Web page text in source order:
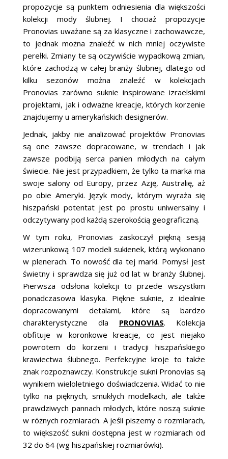
propozycje są punktem odniesienia dla większości
kolekcji mody ślubnej. I chociaż propozycje
Pronovias uważane są za klasyczne i zachowawcze,
to jednak można znaleźć w nich mniej oczywiste
perełki. Zmiany te są oczywiście wypadkową zmian,
które zachodzą w całej branży ślubnej, dlatego od
kilku sezonów można znaleźć w kolekcjach
Pronovias zarówno suknie inspirowane izraelskimi
projektami, jak i odważne kreacje, których korzenie
znajdujemy u amerykańskich designerów.
Jednak, jakby nie analizować projektów Pronovias
są one zawsze dopracowane, w trendach i jak
zawsze podbiją serca panien młodych na całym
świecie. Nie jest przypadkiem, że tylko ta marka ma
swoje salony od Europy, przez Azję, Australię, aż
po obie Ameryki. Język mody, którym wyraża się
hiszpański potentat jest po prostu uniwersalny i
odczytywany pod każdą szerokością geograficzną.
W tym roku, Pronovias zaskoczył piękną sesją
wizerunkową 107 modeli sukienek, którą wykonano
w plenerach. To nowość dla tej marki. Pomysł jest
świetny i sprawdza się już od lat w branży ślubnej.
Pierwsza odsłona kolekcji to przede wszystkim
ponadczasowa klasyka. Piękne suknie, z idealnie
dopracowanymi detalami, które są bardzo
charakterystyczne dla PRONOVIAS. Kolekcja
obfituje w koronkowe kreacje, co jest niejako
powrotem do korzeni i tradycji hiszpańskiego
krawiectwa ślubnego. Perfekcyjne kroje to także
znak rozpoznawczy. Konstrukcje sukni Pronovias są
wynikiem wieloletniego doświadczenia. Widać to nie
tylko na pięknych, smukłych modelkach, ale także
prawdziwych pannach młodych, które noszą suknie
w różnych rozmiarach. A jeśli piszemy o rozmiarach,
to większość sukni dostępna jest w rozmiarach od
32 do 64 (wg hiszpańskiej rozmiarówki).